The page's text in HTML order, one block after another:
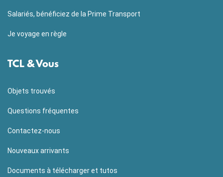
Salariés, bénéficiez de la Prime Transport
Je voyage en règle
TCL & Vous
Objets trouvés
Questions fréquentes
Contactez-nous
Nouveaux arrivants
Documents à télécharger et tutos